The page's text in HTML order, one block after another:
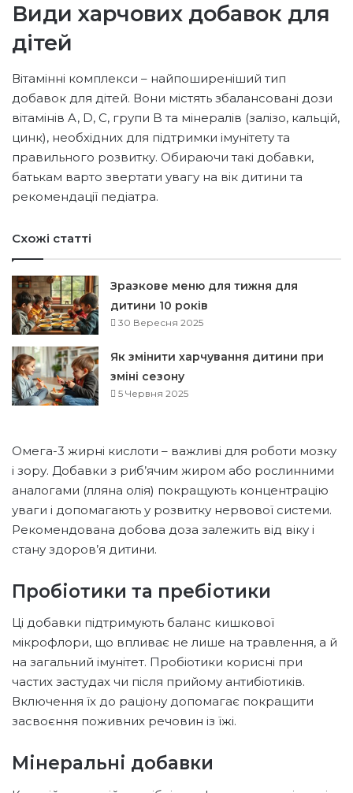
Види харчових добавок для
дітей
Вітамінні комплекси – найпоширеніший тип
добавок для дітей. Вони містять збалансовані дози
вітамінів A, D, C, групи B та мінералів (залізо, кальцій,
цинк), необхідних для підтримки імунітету та
правильного розвитку. Обираючи такі добавки,
батькам варто звертати увагу на вік дитини та
рекомендації педіатра.
Схожі статті
Зразкове меню для тижня для
дитини 10 років
30 Вересня 2025
Як змінити харчування дитини при
зміні сезону
5 Червня 2025
Омега-3 жирні кислоти – важливі для роботи мозку
і зору. Добавки з риб’ячим жиром або рослинними
аналогами (лляна олія) покращують концентрацію
уваги і допомагають у розвитку нервової системи.
Рекомендована добова доза залежить від віку і
стану здоров’я дитини.
Пробіотики та пребіотики
Ці добавки підтримують баланс кишкової
мікрофлори, що впливає не лише на травлення, а й
на загальний імунітет. Пробіотики корисні при
частих застудах чи після прийому антибіотиків.
Включення їх до раціону допомагає покращити
засвоєння поживних речовин із їжі.
Мінеральні добавки